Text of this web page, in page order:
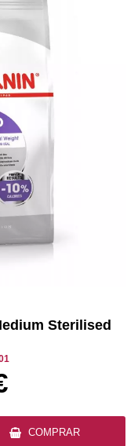
Sterilised
COMPRAR